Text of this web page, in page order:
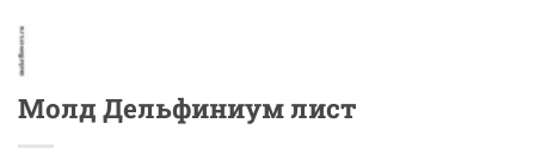
Молд Дельфиниум лист